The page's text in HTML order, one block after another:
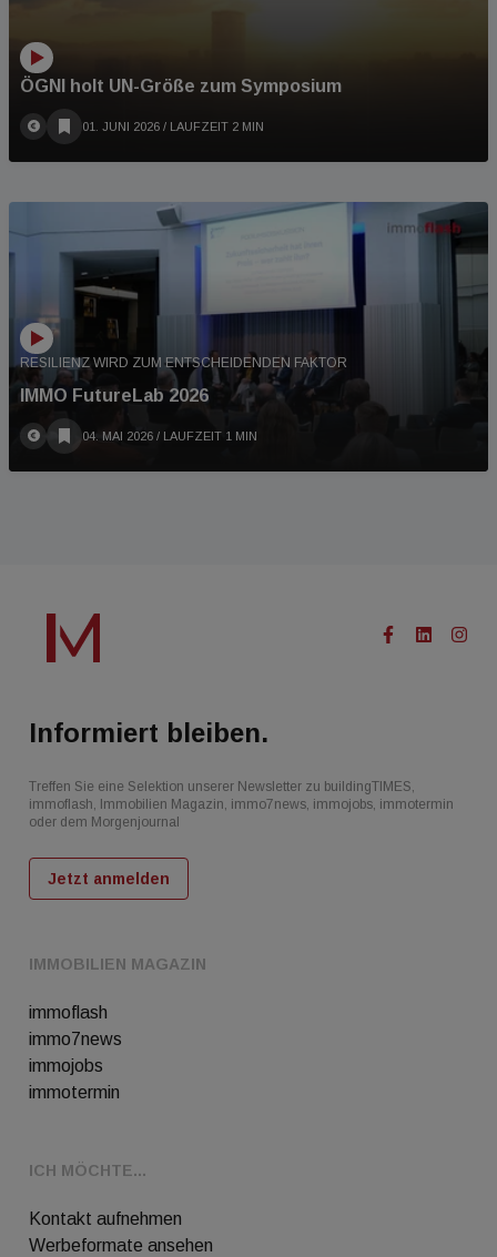
ÖGNI holt UN-Größe zum Symposium
01. JUNI 2026 / LAUFZEIT 2 MIN
RESILIENZ WIRD ZUM ENTSCHEIDENDEN FAKTOR
IMMO FutureLab 2026
04. MAI 2026 / LAUFZEIT 1 MIN
IMMOBILIEN MAGAZIN
immoflash
immo7news
immojobs
immotermin
ICH MÖCHTE...
Kontakt aufnehmen
Werbeformate ansehen
Informiert bleiben.
Treffen Sie eine Selektion unserer Newsletter zu buildingTIMES,
immoflash, Immobilien Magazin, immo7news, immojobs, immotermin
oder dem Morgenjournal
Jetzt anmelden